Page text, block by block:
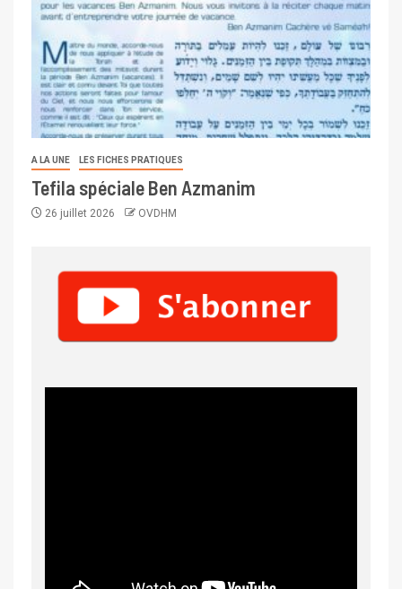
A LA UNE LES FICHES PRATIQUES
Tefila spéciale Ben Azmanim
26 juillet 2026 OVDHM